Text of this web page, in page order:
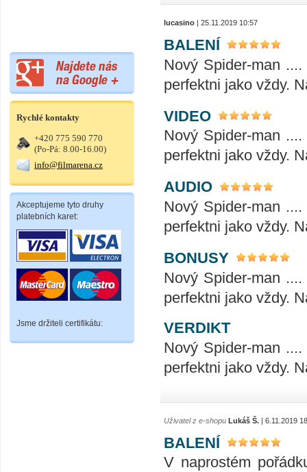
Rychlé kontakty
+420 775 590 770
(Po-Pá: 8.00-16.00)
info@filmarena.cz
Akceptujeme tyto druhy
platebních karet:
Jsme držiteli certifikátu:
lucasino | 25.11.2019 10:57
BALENÍ
Nový Spider-man
perfektni jako vždy.
VIDEO
Nový Spider-man
perfektni jako vždy.
AUDIO
Nový Spider-man
perfektni jako vždy.
BONUSY
Nový Spider-man
perfektni jako vždy.
VERDIKT
Nový Spider-man
perfektni jako vždy.
Uživatel z e-shopu Lukáš Š. | 6.11.2019
BALENÍ
V naprostém